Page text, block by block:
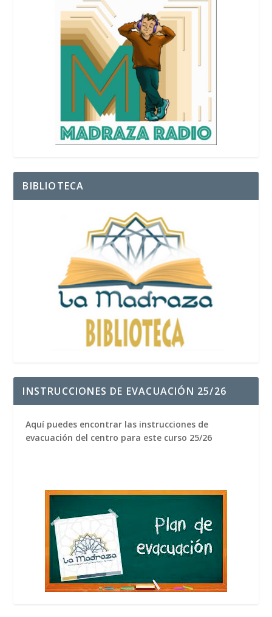
BIBLIOTECA
INSTRUCCIONES DE EVACUACIÓN 25/26
Aquí puedes encontrar las instrucciones de
evacuación del centro para este curso 25/26